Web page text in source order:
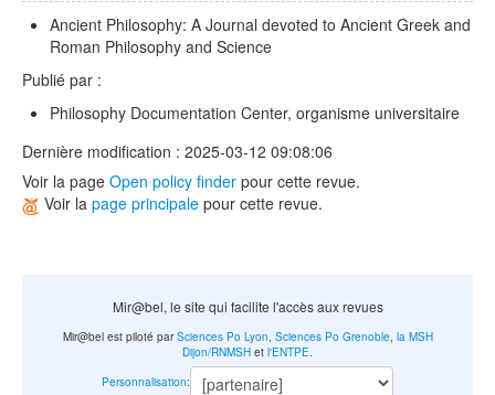
Ancient Philosophy: A Journal devoted to Ancient Greek and
Roman Philosophy and Science
Publié par :
Philosophy Documentation Center, organisme universitaire
Dernière modification : 2025-03-12 09:08:06
Voir la page Open policy finder pour cette revue.
Voir la page principale pour cette revue.
Mir@bel, le site qui facilite l'accès aux revues
Mir@bel est piloté parSciences Po Lyon, Sciences Po Grenoble, la MSH
Dijon/RNMSH et l'ENTPE.
Personnalisation: